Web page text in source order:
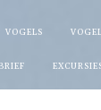
VOGELS